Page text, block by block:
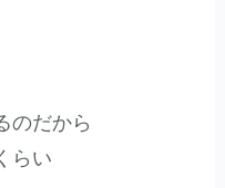
のだから
らい